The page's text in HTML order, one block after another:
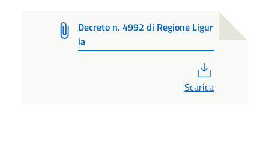
Decreto n. 4992 di Regione Ligur
ia
Scarica